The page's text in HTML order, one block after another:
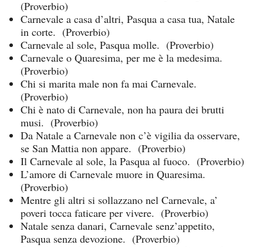
(Proverbio)
Carnevale a casa d’altri, Pasqua a casa tua, Natale
in corte. (Proverbio)
Carnevale al sole, Pasqua molle. (Proverbio)
Carnevale o Quaresima, per me è la medesima.
(Proverbio)
Chi si marita male non fa mai Carnevale.
(Proverbio)
Chi è nato di Carnevale, non ha paura dei brutti
musi. (Proverbio)
Da Natale a Carnevale non c’è vigilia da osservare,
se San Mattia non appare. (Proverbio)
Il Carnevale al sole, la Pasqua al fuoco. (Proverbio)
L’amore di Carnevale muore in Quaresima.
(Proverbio)
Mentre gli altri si sollazzano nel Carnevale, a’
poveri tocca faticare per vivere. (Proverbio)
Natale senza danari, Carnevale senz’appetito,
Pasqua senza devozione. (Proverbio)